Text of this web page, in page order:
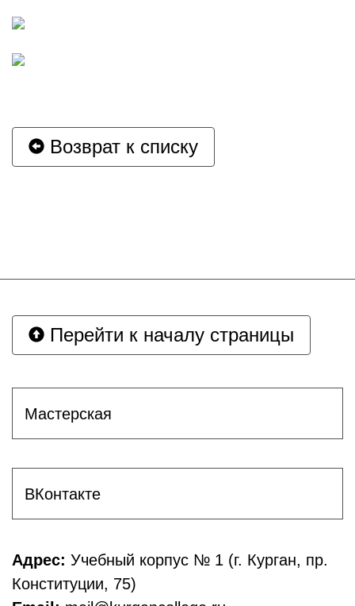
Возврат к списку
Перейти к началу страницы
Мастерская
ВКонтакте
Адрес: Учебный корпус № 1 (г. Курган, пр.
Конституции, 75)